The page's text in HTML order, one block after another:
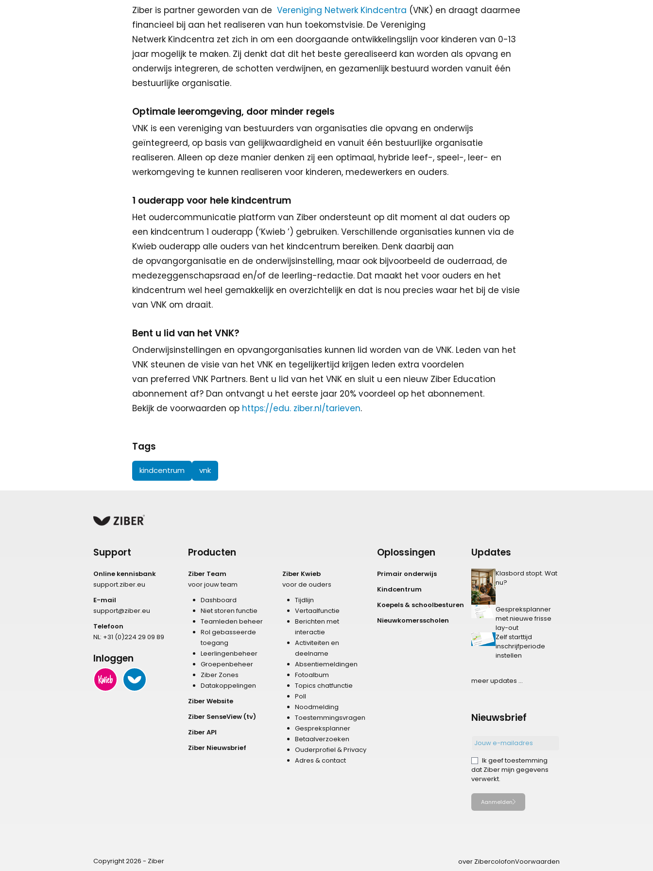
Ziber is partner geworden van de Vereniging Netwerk Kindcentra (VNK) en draagt daarmee
financieel bij aan het realiseren van hun toekomstvisie. De Vereniging
Netwerk Kindcentra zet zich in om een doorgaande ontwikkelingslijn voor kinderen van 0-13
jaar mogelijk te maken. Zij denkt dat dit het beste gerealiseerd kan worden als opvang en
onderwijs integreren, de schotten verdwijnen, en gezamenlijk bestuurd worden vanuit één
bestuurlijke organisatie.
Optimale leeromgeving, door minder regels
VNK is een vereniging van bestuurders van organisaties die opvang en onderwijs
geïntegreerd, op basis van gelijkwaardigheid en vanuit één bestuurlijke organisatie
realiseren. Alleen op deze manier denken zij een optimaal, hybride leef-, speel-, leer- en
werkomgeving te kunnen realiseren voor kinderen, medewerkers en ouders.
1 ouderapp voor hele kindcentrum
Het oudercommunicatie platform van Ziber ondersteunt op dit moment al dat ouders op
een kindcentrum 1 ouderapp (‘Kwieb ’) gebruiken. Verschillende organisaties kunnen via de
Kwieb ouderapp alle ouders van het kindcentrum bereiken. Denk daarbij aan
de opvangorganisatie en de onderwijsinstelling, maar ook bijvoorbeeld de ouderraad, de
medezeggenschapsraad en/of de leerling-redactie. Dat maakt het voor ouders en het
kindcentrum wel heel gemakkelijk en overzichtelijk en dat is nou precies waar het bij de visie
van VNK om draait.
Bent u lid van het VNK?
Onderwijsinstellingen en opvangorganisaties kunnen lid worden van de VNK. Leden van het
VNK steunen de visie van het VNK en tegelijkertijd krijgen leden extra voordelen
van preferred VNK Partners. Bent u lid van het VNK en sluit u een nieuw Ziber Education
abonnement af? Dan ontvangt u het eerste jaar 20% voordeel op het abonnement.
Bekijk de voorwaarden op https://edu. ziber.nl/tarieven.
Tags
kindcentrum vnk
Support
Online kennisbank
support.ziber.eu
E-mail
support@ziber.eu
Telefoon
NL: +31 (0)224 29 09 89
Inloggen
Producten
Ziber Team
voor jouw team
Dashboard
Niet storen functie
Teamleden beheer
Rol gebasseerde
toegang
Leerlingenbeheer
Groepenbeheer
Ziber Zones
Datakoppelingen
Ziber Website
Ziber SenseView (tv)
Ziber API
Ziber Nieuwsbrief
Ziber Kwieb
voor de ouders
Tijdlijn
Vertaalfunctie
Berichten met
interactie
Activiteiten en
deelname
Absentiemeldingen
Fotoalbum
Topics chatfunctie
Poll
Noodmelding
Toestemmingsvragen
Gespreksplanner
Betaalverzoeken
Ouderprofiel & Privacy
Adres & contact
Oplossingen
Primair onderwijs
Kindcentrum
Koepels & schoolbesturen
Nieuwkomersscholen
Updates
Klasbord stopt. Wat
nu?
Gespreksplanner
met nieuwe frisse
lay-out
Zelf starttijd
inschrijfperiode
instellen
meer updates ...
Nieuwsbrief
Ik geef toestemming
dat Ziber mijn gegevens
verwerkt.
Aanmelden
Copyright 2026 - Ziber over ZibercolofonVoorwaarden